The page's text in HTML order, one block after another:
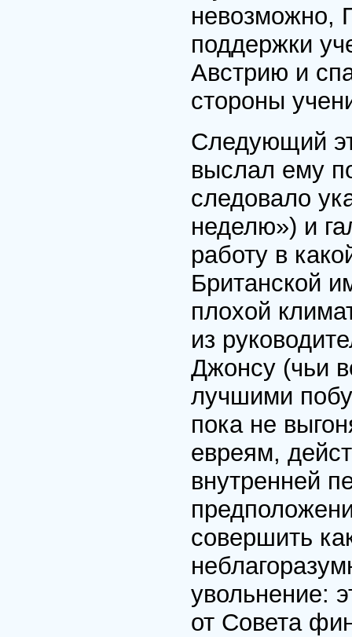
невозможно,
поддержки
Австрию и
стороны
Следующий
выслал ему
следовало
неделю») и
работу в
Британской
плохой
из
Джонсу (чьи
лучшими
пока не
евреям,
внутренней
совершить
увольнение:
от Совета